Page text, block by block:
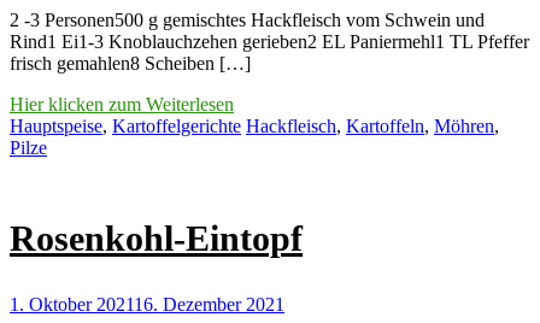
2 -3 Personen500 g gemischtes Hackfleisch vom Schwein und
Rind1 Ei1-3 Knoblauchzehen gerieben2 EL Paniermehl1 TL Pfeffer
frisch gemahlen8 Scheiben […]
Hier klicken zum Weiterlesen
Hauptspeise, Kartoffelgerichte Hackfleisch, Kartoffeln, Möhren,
Pilze
Rosenkohl-Eintopf
1. Oktober 202116. Dezember 2021